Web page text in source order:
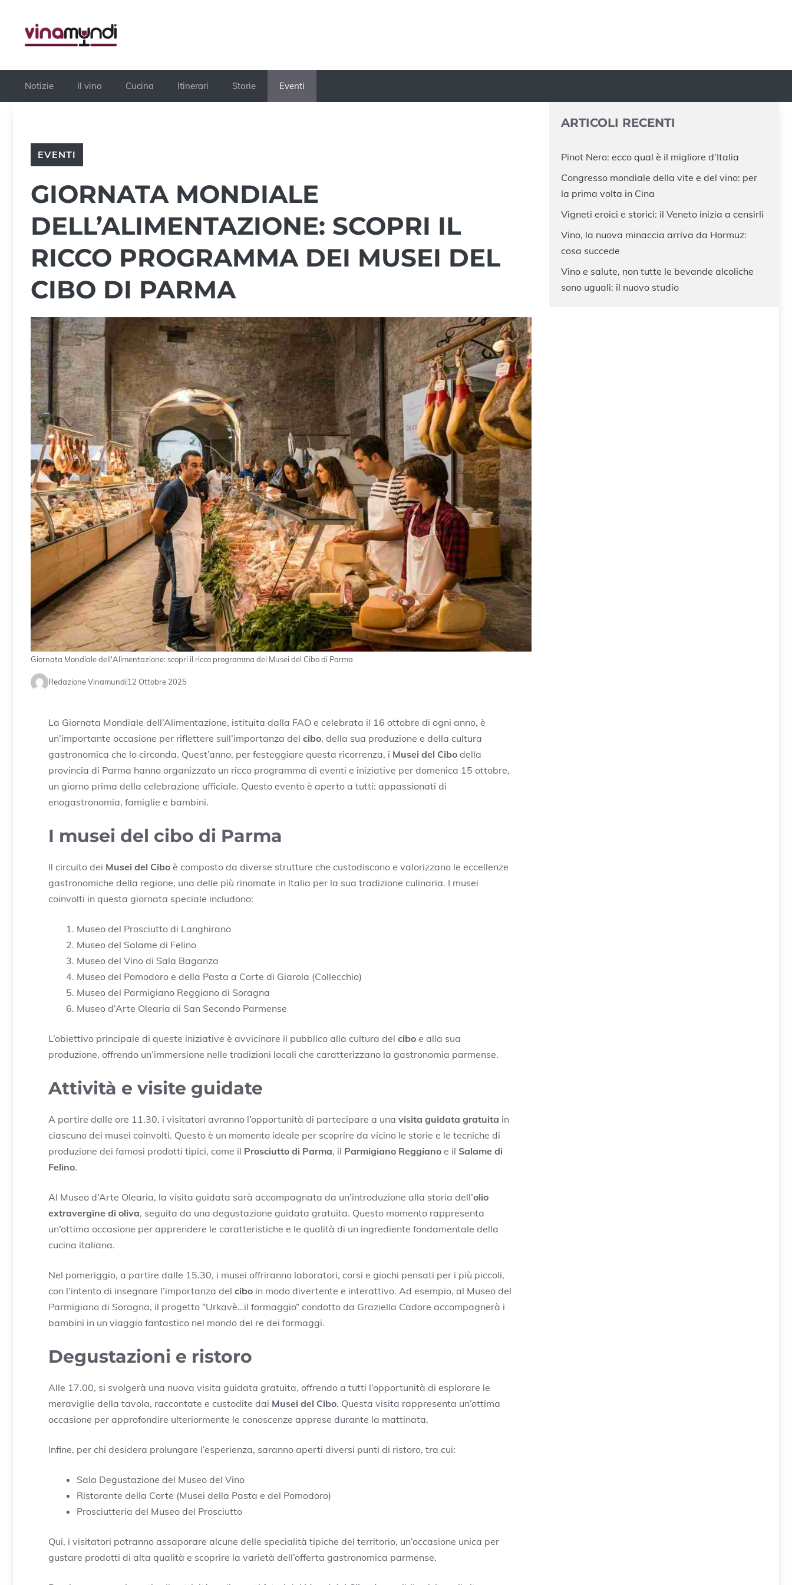
contenuto
Notizie Il vino Cucina Itinerari Storie Eventi
EVENTI
GIORNATA MONDIALE
DELL’ALIMENTAZIONE: SCOPRI IL
RICCO PROGRAMMA DEI MUSEI DEL
CIBO DI PARMA
Giornata Mondiale dell'Alimentazione: scopri il ricco programma dei Musei del Cibo di Parma
Redazione Vinamundi12 Ottobre 2025
La Giornata Mondiale dell’Alimentazione, istituita dalla FAO e celebrata il 16 ottobre di ogni anno, è
un’importante occasione per riflettere sull’importanza del cibo, della sua produzione e della cultura
gastronomica che lo circonda. Quest’anno, per festeggiare questa ricorrenza, i Musei del Cibo della
provincia di Parma hanno organizzato un ricco programma di eventi e iniziative per domenica 15 ottobre,
un giorno prima della celebrazione ufficiale. Questo evento è aperto a tutti: appassionati di
enogastronomia, famiglie e bambini.
I musei del cibo di Parma
Il circuito dei Musei del Cibo è composto da diverse strutture che custodiscono e valorizzano le eccellenze
gastronomiche della regione, una delle più rinomate in Italia per la sua tradizione culinaria. I musei
coinvolti in questa giornata speciale includono:
Museo del Prosciutto di Langhirano
Museo del Salame di Felino
Museo del Vino di Sala Baganza
Museo del Pomodoro e della Pasta a Corte di Giarola (Collecchio)
Museo del Parmigiano Reggiano di Soragna
Museo d’Arte Olearia di San Secondo Parmense
L’obiettivo principale di queste iniziative è avvicinare il pubblico alla cultura del cibo e alla sua
produzione, offrendo un’immersione nelle tradizioni locali che caratterizzano la gastronomia parmense.
Attività e visite guidate
A partire dalle ore 11.30, i visitatori avranno l’opportunità di partecipare a una visita guidata gratuita in
ciascuno dei musei coinvolti. Questo è un momento ideale per scoprire da vicino le storie e le tecniche di
produzione dei famosi prodotti tipici, come il Prosciutto di Parma, il Parmigiano Reggiano e il Salame di
Felino.
Al Museo d’Arte Olearia, la visita guidata sarà accompagnata da un’introduzione alla storia dell’olio
extravergine di oliva, seguita da una degustazione guidata gratuita. Questo momento rappresenta
un’ottima occasione per apprendere le caratteristiche e le qualità di un ingrediente fondamentale della
cucina italiana.
Nel pomeriggio, a partire dalle 15.30, i musei offriranno laboratori, corsi e giochi pensati per i più piccoli,
con l’intento di insegnare l’importanza del cibo in modo divertente e interattivo. Ad esempio, al Museo del
Parmigiano di Soragna, il progetto “Urkavè…il formaggio” condotto da Graziella Cadore accompagnerà i
bambini in un viaggio fantastico nel mondo del re dei formaggi.
Degustazioni e ristoro
Alle 17.00, si svolgerà una nuova visita guidata gratuita, offrendo a tutti l’opportunità di esplorare le
meraviglie della tavola, raccontate e custodite dai Musei del Cibo. Questa visita rappresenta un’ottima
occasione per approfondire ulteriormente le conoscenze apprese durante la mattinata.
Infine, per chi desidera prolungare l’esperienza, saranno aperti diversi punti di ristoro, tra cui:
Sala Degustazione del Museo del Vino
Ristorante della Corte (Musei della Pasta e del Pomodoro)
Prosciutteria del Museo del Prosciutto
Qui, i visitatori potranno assaporare alcune delle specialità tipiche del territorio, un’occasione unica per
gustare prodotti di alta qualità e scoprire la varietà dell’offerta gastronomica parmense.
ARTICOLI RECENTI
Pinot Nero: ecco qual è il migliore d’Italia
Congresso mondiale della vite e del vino: per
la prima volta in Cina
Vigneti eroici e storici: il Veneto inizia a censirli
Vino, la nuova minaccia arriva da Hormuz:
cosa succede
Vino e salute, non tutte le bevande alcoliche
sono uguali: il nuovo studio